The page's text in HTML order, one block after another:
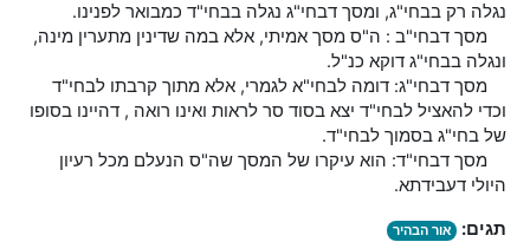
נגלה רק בבחי"ג, ומסך דבחי"ג נגלה בבחי"ד כמבואר לפנינו.
מסך דבחי"ב : ה"ס מסך אמיתי, אלא במה שדינין מתערין מינה,
ונגלה בבחי"ג דוקא כנ"ל.
מסך דבחי"ג: דומה לבחי"א לגמרי, אלא מתוך קרבתו לבחי"ד
וכדי להאציל לבחי"ד יצא בסוד סר לראות ואינו רואה , דהיינו בסופו
של בחי"ג בסמוך לבחי"ד.
מסך דבחי"ד: הוא עיקרו של המסך שה"ס הנעלם מכל רעיון
היולי דעבידתא.
תגים: אור הבהיר